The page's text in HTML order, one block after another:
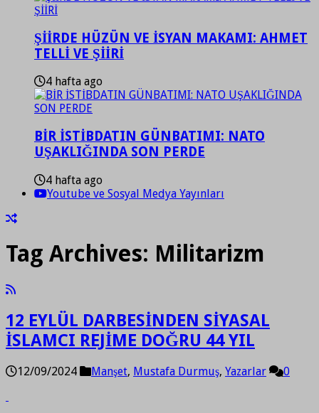
ŞİİRDE HÜZÜN VE İSYAN MAKAMI: AHMET
TELLİ VE ŞİİRİ
4 hafta ago
BİR İSTİBDATIN GÜNBATIMI: NATO
UŞAKLIĞINDA SON PERDE
4 hafta ago
Youtube ve Sosyal Medya Yayınları
Tag Archives: Militarizm
12 EYLÜL DARBESİNDEN SİYASAL
İSLAMCI REJİME DOĞRU 44 YIL
12/09/2024 Manşet, Mustafa Durmuş, Yazarlar 0